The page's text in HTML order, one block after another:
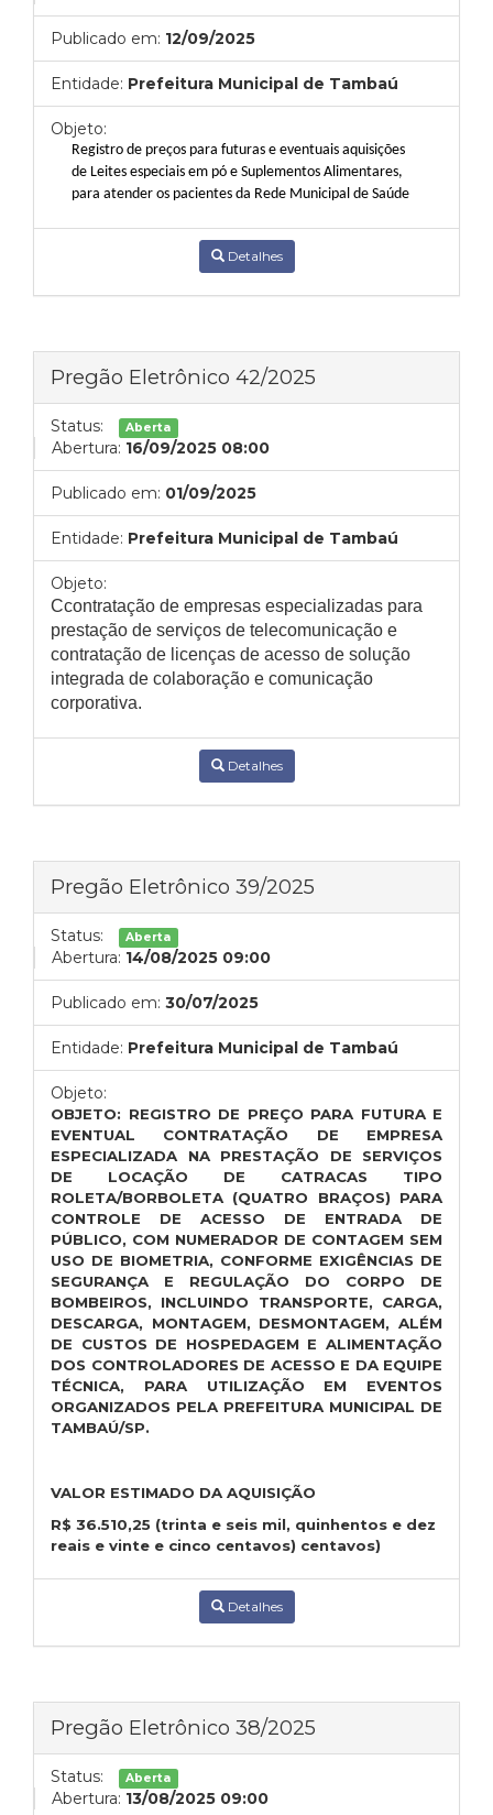
Publicado em: 12/09/2025
Entidade: Prefeitura Municipal de Tambaú
Objeto:
Registro de preços para futuras e eventuais aquisições
de Leites especiais em pó e Suplementos Alimentares,
para atender os pacientes da Rede Municipal de Saúde
Detalhes
Pregão Eletrônico 42/2025
Status: Aberta
Abertura: 16/09/2025 08:00
Publicado em: 01/09/2025
Entidade: Prefeitura Municipal de Tambaú
Objeto:
Ccontratação de empresas especializadas para
prestação de serviços de telecomunicação e
contratação de licenças de acesso de solução
integrada de colaboração e comunicação
corporativa.
Detalhes
Pregão Eletrônico 39/2025
Status: Aberta
Abertura: 14/08/2025 09:00
Publicado em: 30/07/2025
Entidade: Prefeitura Municipal de Tambaú
Objeto:
OBJETO: REGISTRO DE PREÇO PARA FUTURA E
EVENTUAL CONTRATAÇÃO DE EMPRESA
ESPECIALIZADA NA PRESTAÇÃO DE SERVIÇOS
DE LOCAÇÃO DE CATRACAS TIPO
ROLETA/BORBOLETA (QUATRO BRAÇOS) PARA
CONTROLE DE ACESSO DE ENTRADA DE
PÚBLICO, COM NUMERADOR DE CONTAGEM SEM
USO DE BIOMETRIA, CONFORME EXIGÊNCIAS DE
SEGURANÇA E REGULAÇÃO DO CORPO DE
BOMBEIROS, INCLUINDO TRANSPORTE, CARGA,
DESCARGA, MONTAGEM, DESMONTAGEM, ALÉM
DE CUSTOS DE HOSPEDAGEM E ALIMENTAÇÃO
DOS CONTROLADORES DE ACESSO E DA EQUIPE
TÉCNICA, PARA UTILIZAÇÃO EM EVENTOS
ORGANIZADOS PELA PREFEITURA MUNICIPAL DE
TAMBAÚ/SP.
VALOR ESTIMADO DA AQUISIÇÃO
R$ 36.510,25 (trinta e seis mil, quinhentos e dez
reais e vinte e cinco centavos) centavos)
Detalhes
Pregão Eletrônico 38/2025
Status: Aberta
Abertura: 13/08/2025 09:00